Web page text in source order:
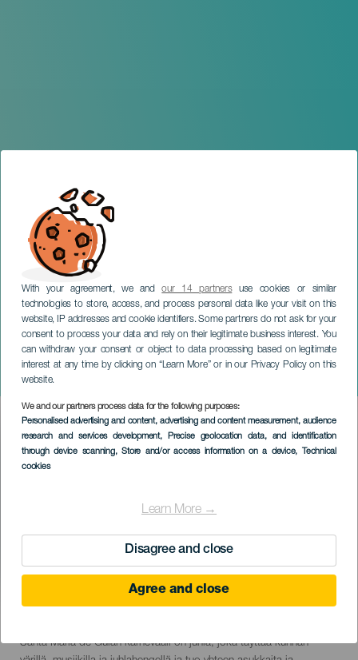
With your agreement, we andour 14 partnersuse cookies or similar
technologies to store, access, and process personal data like your visit on this
website, IP addresses and cookie identifiers. Some partners do not ask for your
consent to process your data and rely on their legitimate business interest. You
can withdraw your consent or object to data processing based on legitimate
interest at any time by clicking on “Learn More” or in our Privacy Policy on this
website.
We and our partners process data for the following purposes:
Personalised advertising and content, advertising and content measurement, audience
research and services development, Precise geolocation data, and identification
through device scanning, Store and/or access information on a device, Technical
cookies
Learn More →
Disagree and close
Agree and close
Santa María de Guían
karnevaali
GRAN CANARIA
Imagen
Listado
February 2027
Descripción
Santa María de Guían karnevaali on juhla, joka täyttää kunnan